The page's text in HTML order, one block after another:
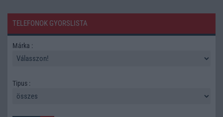
TELEFONOK GYORSLISTA
Márka :
Tipus :